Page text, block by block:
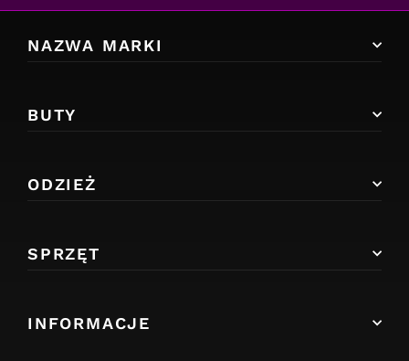
NAZWA MARKI
BUTY
ODZIEŻ
SPRZĘT
INFORMACJE